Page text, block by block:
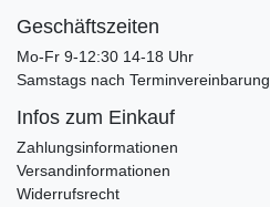
Geschäftszeiten
Mo-Fr 9-12:30 14-18 Uhr
Samstags nach Terminvereinbarung
Infos zum Einkauf
Zahlungsinformationen
Versandinformationen
Widerrufsrecht